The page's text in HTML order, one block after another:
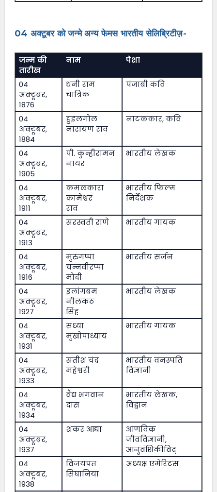
04 अक्टूबर को जन्मे अन्य फेमस भारतीय सेलिब्रिटीज़-
जन्म की
तारीख
नाम पेशा
04
अक्टूबर,
1876
धनी राम
चात्रिक
पंजाबी कवि
04
अक्टूबर,
1884
हुइलगोल
नारायण राव
नाटककार, कवि
04
अक्टूबर,
1905
पी. कुन्हीरामन
नायर
भारतीय लेखक
04
अक्टूबर,
1911
कमलकारा
कामेश्वर
राव
भारतीय फिल्म
निर्देशक
04
अक्टूबर,
1913
सरस्वती राणे भारतीय गायक
04
अक्टूबर,
1916
मुरुगप्पा
चन्नवीरप्पा
मोदी
भारतीय सर्जन
04
अक्टूबर,
1927
इलांगबम
नीलकंठ
सिंह
भारतीय लेखक
04
अक्टूबर,
1931
संध्या
मुखोपाध्याय
भारतीय गायक
04
अक्टूबर,
1933
सतीश चंद्र
महेश्वरी
भारतीय वनस्पति
विज्ञानी
04
अक्टूबर,
1934
वैद्य भगवान
दास
भारतीय लेखक,
विद्वान
04
अक्टूबर,
1937
शंकर आद्या
आणविक
जीवविज्ञानी,
आनुवंशिकीविद्
04
अक्टूबर,
1938
विजयपत
सिंघानिया
अध्यक्ष एमेरिटस